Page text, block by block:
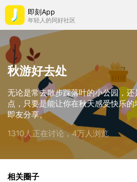
即刻App
年轻人的同好社区
秋游好去处
无论是常去散步踩落叶的小公园，
点，只要是能让你在秋天感受快乐
即友分享。
1310人正在讨论，4万人浏览
相关圈子